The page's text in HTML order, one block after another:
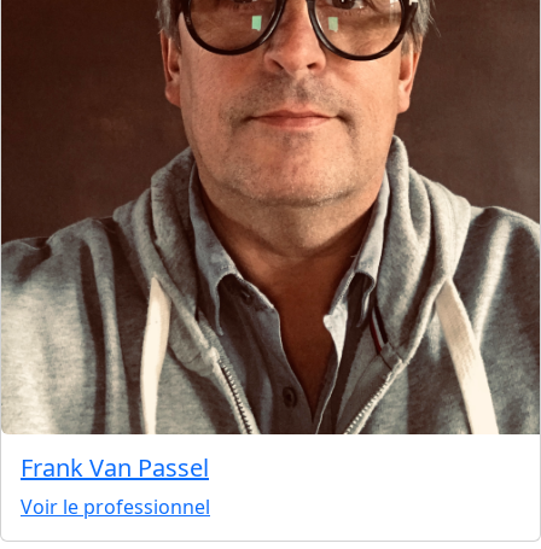
Frank Van Passel
Voir le professionnel